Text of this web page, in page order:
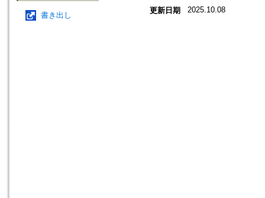
書き出し
更新日期 2025.10.08